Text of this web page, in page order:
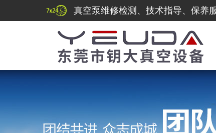
真空泵维修检测、技术指导、保养